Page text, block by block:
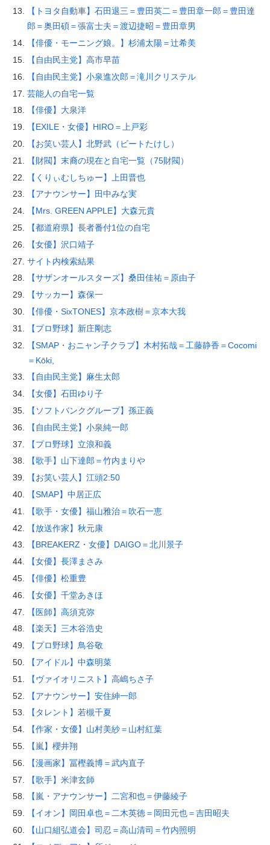
【トヨタ自動車】石田退三＝豊田英二＝豊田章一郎＝豊田達
郎＝奥田碩＝張富士夫＝渡辺捷昭＝豊田章男
【俳優・モーニング娘。】杉浦太陽＝辻希美
【自由民主党】高市早苗
【自由民主党】小泉進次郎＝滝川クリステル
芸能人の自宅一覧
【俳優】大泉洋
【EXILE・女優】HIRO＝上戸彩
【お笑い芸人】北野武（ビートたけし）
【財閥】末裔の現在と自宅一覧（75財閥）
【くりぃむしちゅー】上田晋也
【アナウンサー】田中みな実
【Mrs. GREEN APPLE】大森元貴
【都道府県】長者番付1位の自宅
【女優】沢口靖子
サイト内検索結果
【サザンオールスターズ】桑田佳祐＝原由子
【サッカー】森保一
【俳優・SixTONES】京本政樹＝京本大我
【プロ野球】新庄剛志
【SMAP・おニャン子クラブ】木村拓哉＝工藤静香＝Cocomi
＝Kōki,
【自由民主党】麻生太郎
【女優】石田ゆり子
【ソフトバンクグループ】孫正義
【自由民主党】小泉純一郎
【プロ野球】立浪和義
【歌手】山下達郎＝竹内まりや
【お笑い芸人】江頭2:50
【SMAP】中居正広
【歌手・女優】福山雅治＝吹石一恵
【放送作家】秋元康
【BREAKERZ・女優】DAIGO＝北川景子
【女優】長澤まさみ
【俳優】松重豊
【女優】千堂あきほ
【医師】高須克弥
【楽天】三木谷浩史
【プロ野球】鳥谷敬
【アイドル】中森明菜
【ヴァイオリニスト】高嶋ちさ子
【アナウンサー】安住紳一郎
【タレント】若槻千夏
【作家・女優】山村美紗＝山村紅葉
【嵐】櫻井翔
【漫画家】冨樫義博＝武内直子
【歌手】米津玄師
【嵐・アナウンサー】二宮和也＝伊藤綾子
【イオン】岡田卓也＝二木英徳＝岡田元也＝吉田昭夫
【山口組弘道会】司忍＝高山清司＝竹内照明